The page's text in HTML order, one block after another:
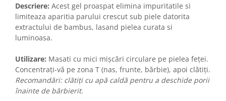
Descriere: Acest gel proaspat elimina impuritatile si
limiteaza aparitia parului crescut sub piele datorita
extractului de bambus, lasand pielea curata si
luminoasa.
Utilizare: Masati cu mici mișcări circulare pe pielea feței.
Concentrați-vă pe zona T (nas, frunte, bărbie), apoi clătiți.
Recomandări: clătiți cu apă caldă pentru a deschide porii
înainte de bărbierit.